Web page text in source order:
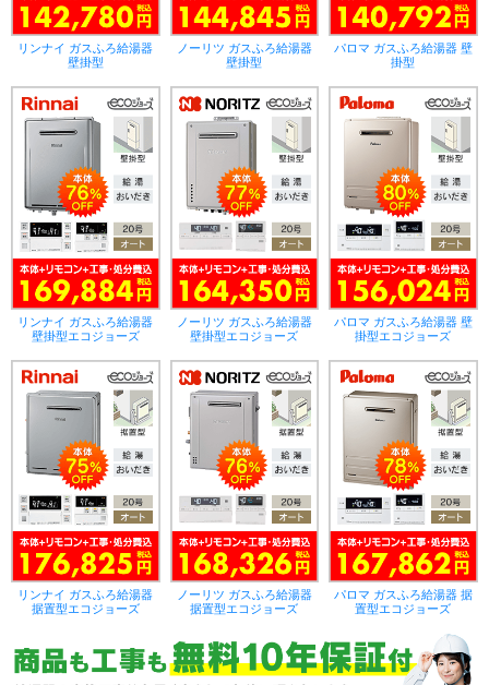
リンナイ ガスふろ給湯器
壁掛型
ノーリツ ガスふろ給湯器
壁掛型
パロマ ガスふろ給湯器 壁
掛型
リンナイ ガスふろ給湯器
壁掛型エコジョーズ
ノーリツ ガスふろ給湯器
壁掛型エコジョーズ
パロマ ガスふろ給湯器 壁
掛型エコジョーズ
リンナイ ガスふろ給湯器
据置型エコジョーズ
ノーリツ ガスふろ給湯器
据置型エコジョーズ
パロマ ガスふろ給湯器 据
置型エコジョーズ